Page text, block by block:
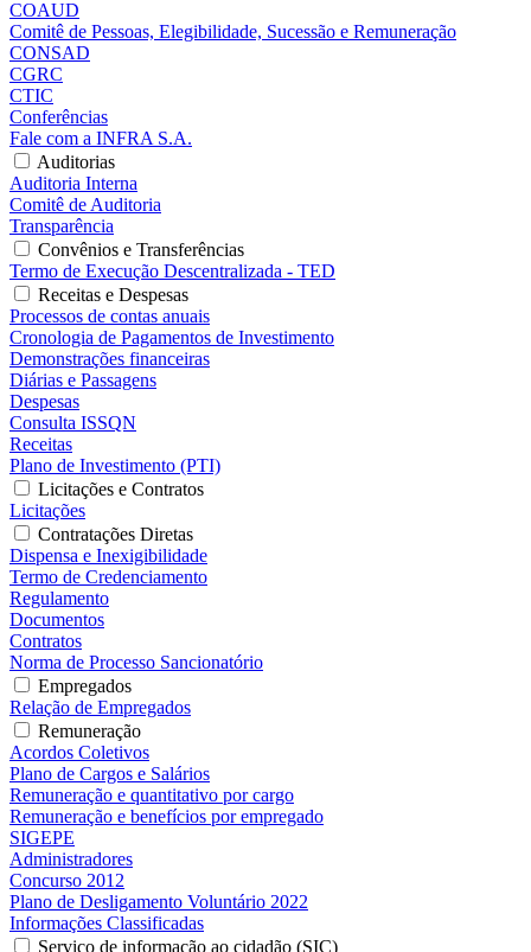
COAUD
Comitê de Pessoas, Elegibilidade, Sucessão e Remuneração
CONSAD
CGRC
CTIC
Conferências
Fale com a INFRA S.A.
Auditorias
Auditoria Interna
Comitê de Auditoria
Transparência
Convênios e Transferências
Termo de Execução Descentralizada - TED
Receitas e Despesas
Processos de contas anuais
Cronologia de Pagamentos de Investimento
Demonstrações financeiras
Diárias e Passagens
Despesas
Consulta ISSQN
Receitas
Plano de Investimento (PTI)
Licitações e Contratos
Licitações
Contratações Diretas
Dispensa e Inexigibilidade
Termo de Credenciamento
Regulamento
Documentos
Contratos
Norma de Processo Sancionatório
Empregados
Relação de Empregados
Remuneração
Acordos Coletivos
Plano de Cargos e Salários
Remuneração e quantitativo por cargo
Remuneração e benefícios por empregado
SIGEPE
Administradores
Concurso 2012
Plano de Desligamento Voluntário 2022
Informações Classificadas
Serviço de informação ao cidadão (SIC)